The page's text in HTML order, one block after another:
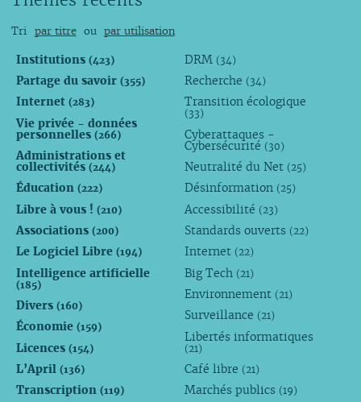
Tri par titre ou par utilisation
Institutions (423)
Partage du savoir (355)
Internet (283)
Vie privée - données
personnelles (266)
Administrations et
collectivités (244)
Éducation (222)
Libre à vous ! (210)
Associations (200)
Le Logiciel Libre (194)
Intelligence artificielle
(185)
Divers (160)
Économie (159)
Licences (154)
L’April (136)
Transcription (119)
DRM (34)
Recherche (34)
Transition écologique
(33)
Cyberattaques -
Cybersécurité (30)
Neutralité du Net (25)
Désinformation (25)
Accessibilité (23)
Standards ouverts (22)
Internet (22)
Big Tech (21)
Environnement (21)
Surveillance (21)
Libertés informatiques
(21)
Café libre (21)
Marchés publics (19)